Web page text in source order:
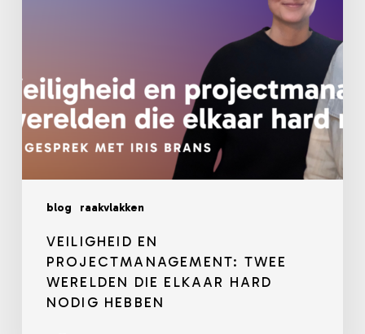
blog raakvlakken
VEILIGHEID EN
PROJECTMANAGEMENT: TWEE
WERELDEN DIE ELKAAR HARD
NODIG HEBBEN